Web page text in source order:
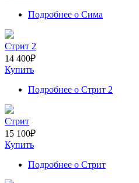
Подробнее о Сима
Стрит 2
14 400₽
Купить
Подробнее о Стрит 2
Стрит
15 100₽
Купить
Подробнее о Стрит